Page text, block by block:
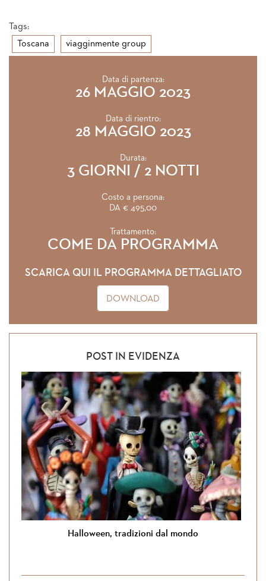
Tags:
Toscana
viagginmente group
Data di partenza:
26 MAGGIO 2023
Data di rientro:
28 MAGGIO 2023
Durata:
3 GIORNI / 2 NOTTI
Costo a persona:
DA € 495,00
Trattamento:
COME DA PROGRAMMA
SCARICA QUI IL PROGRAMMA DETTAGLIATO
DOWNLOAD
POST IN EVIDENZA
Halloween, tradizioni dal mondo